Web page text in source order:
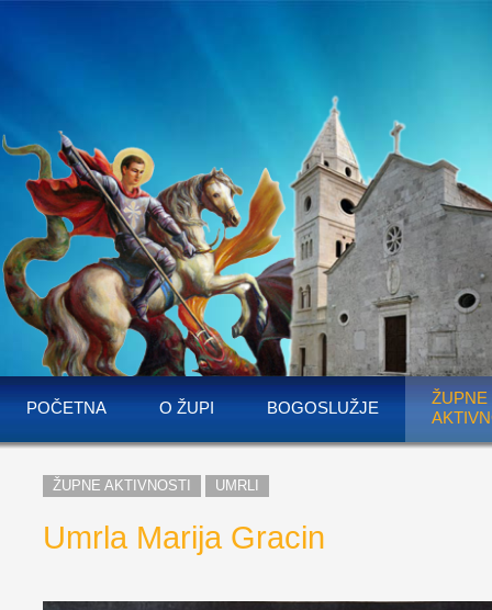
POČETNA O ŽUPI BOGOSLUŽJE
ŽUPNE
ŽUPNE AKTIVNOSTI UMRLI
Umrla Marija Gracin